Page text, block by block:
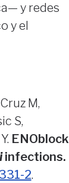
y redes
y el
M,
S,
ENOblock
infections.
2.